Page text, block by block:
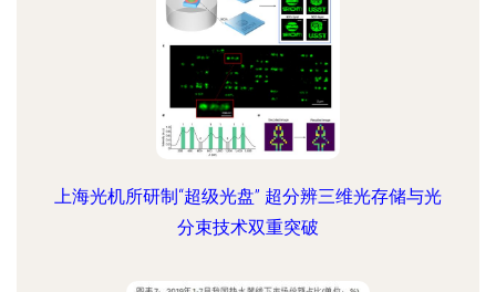
上海光机所研制“超级光盘” 超分辨三维光存储与光
分束技术双重突破